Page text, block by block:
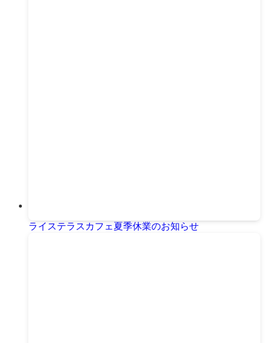
ライステラスカフェ夏季休業のお知らせ